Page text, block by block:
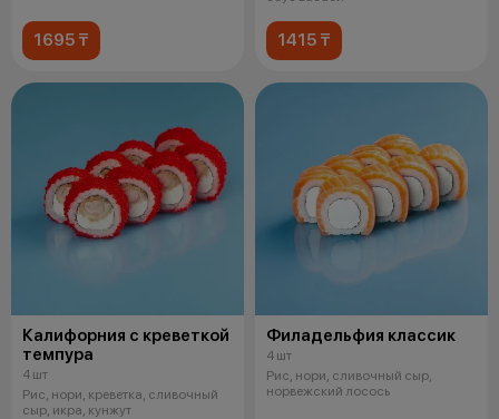
1695 ₸ 1415 ₸
Калифорния с креветкой
темпура
4 шт
Рис, нори, креветка, сливочный
сыр, икра, кунжут
Филадельфия классик
4 шт
Рис, нори, сливочный сыр,
норвежский лосось